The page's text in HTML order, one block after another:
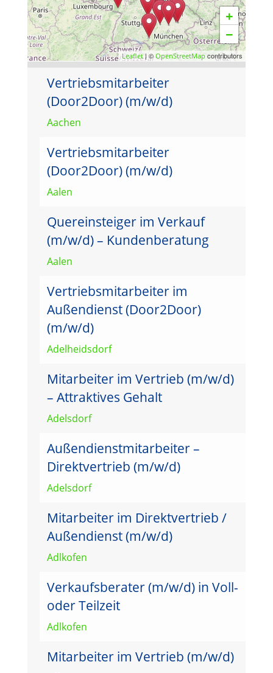
+
−
Leaflet| ©OpenStreetMap contributors
Vertriebsmitarbeiter
(Door2Door) (m/w/d)
Aachen
Vertriebsmitarbeiter
(Door2Door) (m/w/d)
Aalen
Quereinsteiger im Verkauf
(m/w/d) – Kundenberatung
Aalen
Vertriebsmitarbeiter im
Außendienst (Door2Door)
(m/w/d)
Adelheidsdorf
Mitarbeiter im Vertrieb (m/w/d)
– Attraktives Gehalt
Adelsdorf
Außendienstmitarbeiter –
Direktvertrieb (m/w/d)
Adelsdorf
Mitarbeiter im Direktvertrieb /
Außendienst (m/w/d)
Adlkofen
Verkaufsberater (m/w/d) in Voll-
oder Teilzeit
Adlkofen
Mitarbeiter im Vertrieb (m/w/d)